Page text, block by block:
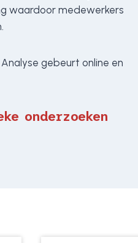
waardoor medewerkers
gebeurt online en
onderzoeken